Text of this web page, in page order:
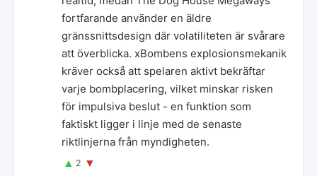
fortfarande använder en äldre
gränssnittsdesign där volatiliteten är svårare
att överblicka. xBombens explosionsmekanik
kräver också att spelaren aktivt bekräftar
varje bombplacering, vilket minskar risken
för impulsiva beslut - en funktion som
faktiskt ligger i linje med de senaste
riktlinjerna från myndigheten.
▲ 2 ▼